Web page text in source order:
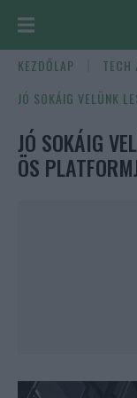
KEZDŐLAP
TECH
JÓ SOKÁIG VELÜNK
JÓ SOKÁIG
ÖS